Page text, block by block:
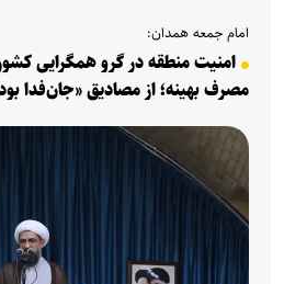
امام جمعه همدان:
امنیت منطقه در گرو همگرایی
مصرف بهینه؛ از مصادیق «جان‌فدا